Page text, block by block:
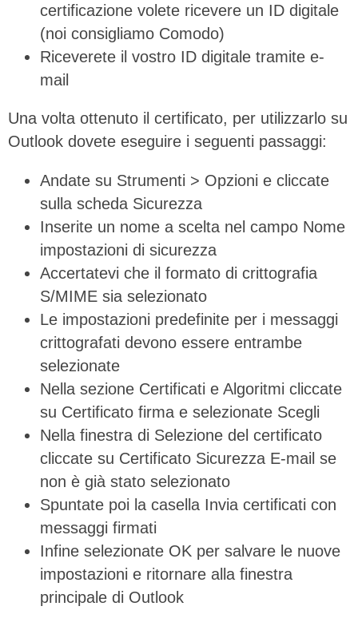
certificazione volete ricevere un ID digitale
(noi consigliamo Comodo)
Riceverete il vostro ID digitale tramite e-
mail
Una volta ottenuto il certificato, per utilizzarlo su
Outlook dovete eseguire i seguenti passaggi:
Andate su Strumenti > Opzioni e cliccate
sulla scheda Sicurezza
Inserite un nome a scelta nel campo Nome
impostazioni di sicurezza
Accertatevi che il formato di crittografia
S/MIME sia selezionato
Le impostazioni predefinite per i messaggi
crittografati devono essere entrambe
selezionate
Nella sezione Certificati e Algoritmi cliccate
su Certificato firma e selezionate Scegli
Nella finestra di Selezione del certificato
cliccate su Certificato Sicurezza E-mail se
non è già stato selezionato
Spuntate poi la casella Invia certificati con
messaggi firmati
Infine selezionate OK per salvare le nuove
impostazioni e ritornare alla finestra
principale di Outlook